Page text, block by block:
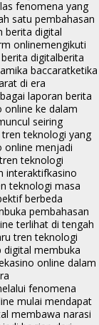
fenomena yang
satu pembahasan
berita digital
onlinemengikuti
digitalberita
baccaratketika
di era
laporan berita
ke dalam
seiring
teknologi yang
online menjadi
teknologi
interaktifkasino
teknologi masa
berbeda
pembahasan
terlihat di tengah
tren teknologi
digital membuka
kasino online dalam
fenomena
mulai mendapat
membawa narasi